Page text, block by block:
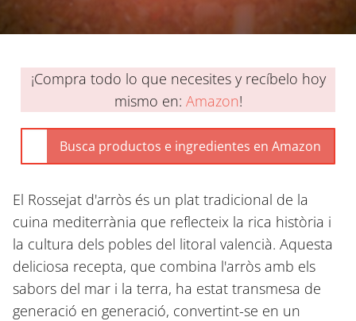
¡Compra todo lo que necesites y recíbelo hoy
mismo en: Amazon!
El Rossejat d'arròs és un plat tradicional de la
cuina mediterrània que reflecteix la rica història i
la cultura dels pobles del litoral valencià. Aquesta
deliciosa recepta, que combina l'arròs amb els
sabors del mar i la terra, ha estat transmesa de
generació en generació, convertint-se en un